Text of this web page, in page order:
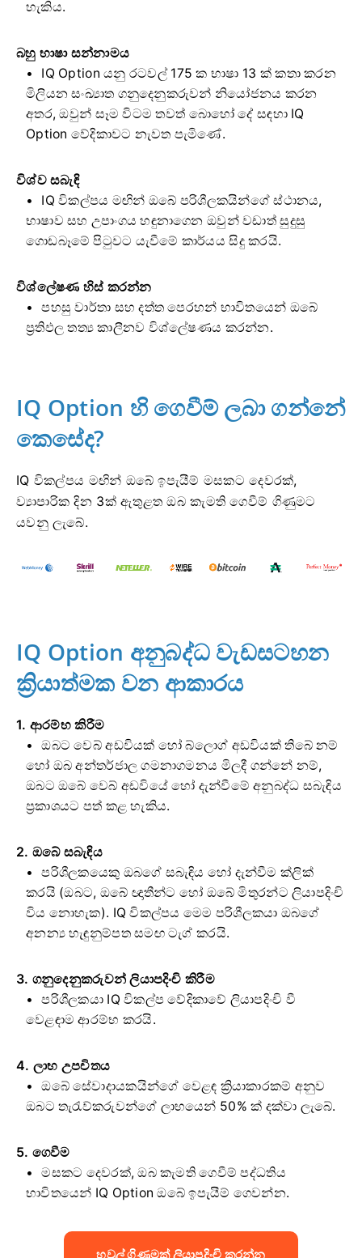
හැකිය.
බහු භාෂා සන්නාමය
IQ Option යනු රටවල් 175 ක භාෂා 13 ක් කතා කරන
මිලියන සංඛ්‍යාත ගනුදෙනුකරුවන් නියෝජනය කරන
අතර, ඔවුන් සෑම විටම තවත් බොහෝ දේ සඳහා IQ
Option වේදිකාවට නැවත පැමිණේ.
විශ්ව සබැඳි
IQ විකල්පය මඟින් ඔබේ පරිශීලකයින්ගේ ස්ථානය,
භාෂාව සහ උපාංගය හඳුනාගෙන ඔවුන් වඩාත් සුදුසු
ගොඩබෑමේ පිටුවට යැවීමේ කාර්යය සිදු කරයි.
විශ්ලේෂණ හිස් කරන්න
පහසු වාර්තා සහ දත්ත පෙරහන් භාවිතයෙන් ඔබේ
ප්‍රතිඵල තත්‍ය කාලීනව විශ්ලේෂණය කරන්න.
IQ Option හි ගෙවීම් ලබා ගන්නේ
කෙසේද?
IQ විකල්පය මඟින් ඔබේ ඉපැයීම් මසකට දෙවරක්,
ව්‍යාපාරික දින 3ක් ඇතුළත ඔබ කැමති ගෙවීම් ගිණුමට
යවනු ලැබේ.
IQ Option අනුබද්ධ වැඩසටහන
ක්‍රියාත්මක වන ආකාරය
1. ආරම්භ කිරීම
ඔබට වෙබ් අඩවියක් හෝ බ්ලොග් අඩවියක් තිබේ නම්
හෝ ඔබ අන්තර්ජාල ගමනාගමනය මිලදී ගන්නේ නම්,
ඔබට ඔබේ වෙබ් අඩවියේ හෝ දැන්වීමේ අනුබද්ධ සබැඳිය
ප්‍රකාශයට පත් කළ හැකිය.
2. ඔබේ සබැඳිය
පරිශීලකයෙකු ඔබගේ සබැඳිය හෝ දැන්වීම ක්ලික්
කරයි (ඔබට, ඔබේ ඥාතීන්ට හෝ ඔබේ මිතුරන්ට ලියාපදිංචි
විය නොහැක). IQ විකල්පය මෙම පරිශීලකයා ඔබගේ
අනන්‍ය හැඳුනුම්පත සමඟ ටැග් කරයි.
3. ගනුදෙනුකරුවන් ලියාපදිංචි කිරීම
පරිශීලකයා IQ විකල්ප වේදිකාවේ ලියාපදිංචි වී
වෙළඳාම ආරම්භ කරයි.
4. ලාභ උපචිතය
ඔබේ සේවාදායකයින්ගේ වෙළඳ ක්‍රියාකාරකම් අනුව
ඔබට තැරැව්කරුවන්ගේ ලාභයෙන් 50% ක් දක්වා ලැබේ.
5. ගෙවීම
මසකට දෙවරක්, ඔබ කැමති ගෙවීම් පද්ධතිය
භාවිතයෙන් IQ Option ඔබේ ඉපැයීම් ගෙවන්න.
හවුල් ගිණුමක් ලියාපදිංචි කරන්න